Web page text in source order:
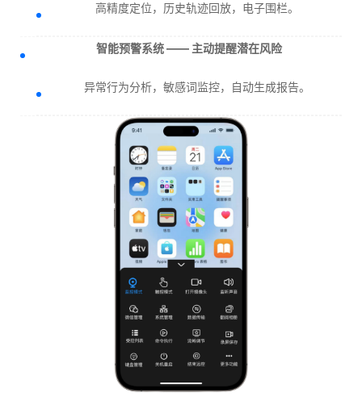
高精度定位，历史轨迹回放，电子围栏。
智能预警系统 —— 主动提醒潜在风险
异常行为分析，敏感词监控，自动生成报告。